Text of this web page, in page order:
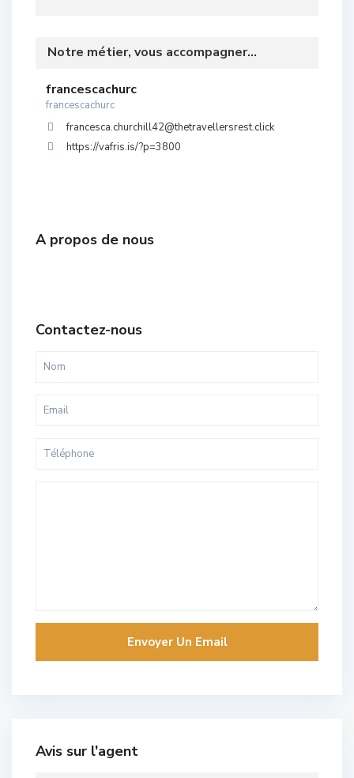
Notre métier, vous accompagner...
francescachurc
francescachurc
francesca.churchill42@thetravellersrest.click
https://vafris.is/?p=3800
A propos de nous
Contactez-nous
Avis sur l'agent